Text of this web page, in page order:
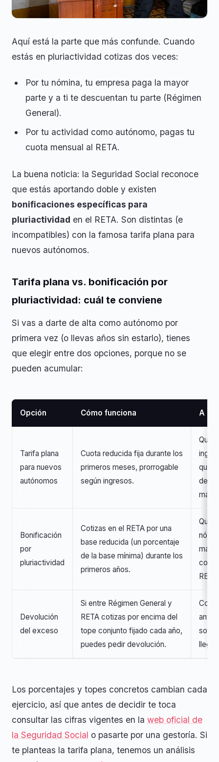
Aquí está la parte que más confunde. Cuando
estás en pluriactividad cotizas dos veces:
Por tu nómina, tu empresa paga la mayor
parte y a ti te descuentan tu parte (Régimen
General).
Por tu actividad como autónomo, pagas tu
cuota mensual al RETA.
La buena noticia: la Seguridad Social reconoce
que estás aportando doble y existen
bonificaciones específicas para
pluriactividad en el RETA. Son distintas (e
incompatibles) con la famosa tarifa plana para
nuevos autónomos.
Tarifa plana vs. bonificación por
pluriactividad: cuál te conviene
Si vas a darte de alta como autónomo por
primera vez (o llevas años sin estarlo), tienes
que elegir entre dos opciones, porque no se
pueden acumular:
Opción Cómo funciona A
Tarifa plana
para nuevos
autónomos
Cuota reducida fija durante los
primeros meses, prorrogable
según ingresos.
Bonificación
por
pluriactividad
Cotizas en el RETA por una
base reducida (un porcentaje
de la base mínima) durante los
primeros años.
RETA.
Devolución
del exceso
Si entre Régimen General y
RETA cotizas por encima del
tope conjunto fijado cada año,
puedes pedir devolución.
llega
Los porcentajes y topes concretos cambian cada
ejercicio, así que antes de decidir te toca
consultar las cifras vigentes en la web oficial de
la Seguridad Social o pasarte por una gestoría. Si
te planteas la tarifa plana, tenemos un análisis